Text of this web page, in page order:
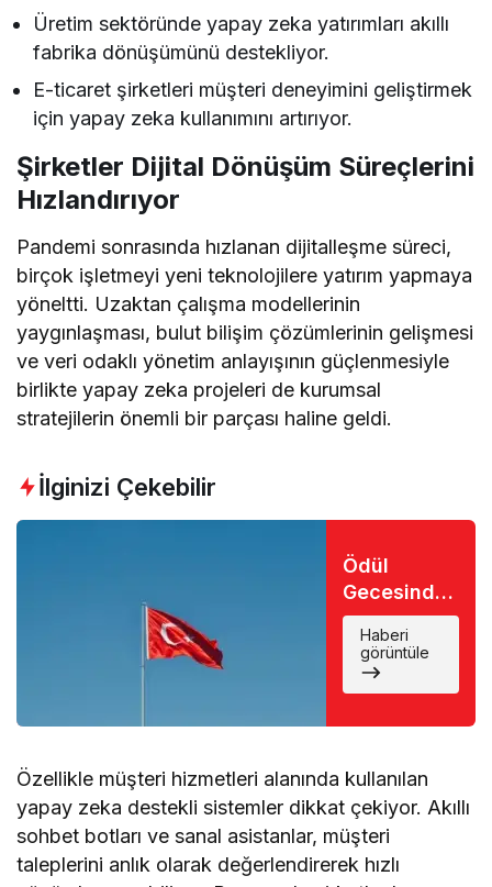
Üretim sektöründe yapay zeka yatırımları akıllı
fabrika dönüşümünü destekliyor.
E-ticaret şirketleri müşteri deneyimini geliştirmek
için yapay zeka kullanımını artırıyor.
Şirketler Dijital Dönüşüm Süreçlerini
Hızlandırıyor
Pandemi sonrasında hızlanan dijitalleşme süreci,
birçok işletmeyi yeni teknolojilere yatırım yapmaya
yöneltti. Uzaktan çalışma modellerinin
yaygınlaşması, bulut bilişim çözümlerinin gelişmesi
ve veri odaklı yönetim anlayışının güçlenmesiyle
birlikte yapay zeka projeleri de kurumsal
stratejilerin önemli bir parçası haline geldi.
İlginizi Çekebilir
Ödül
Gecesinde
Büyük Şok:
Favori İsim
Eli Boş
Döndü
Haberi
görüntüle
Özellikle müşteri hizmetleri alanında kullanılan
yapay zeka destekli sistemler dikkat çekiyor. Akıllı
sohbet botları ve sanal asistanlar, müşteri
taleplerini anlık olarak değerlendirerek hızlı